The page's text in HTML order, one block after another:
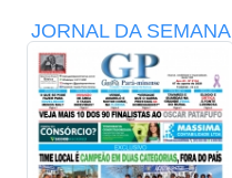
JORNAL DA SEMANA